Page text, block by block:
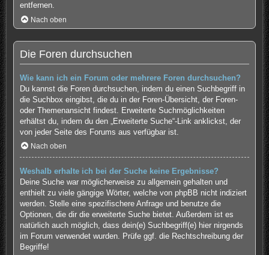
entfernen.
Nach oben
Die Foren durchsuchen
Wie kann ich ein Forum oder mehrere Foren durchsuchen?
Du kannst die Foren durchsuchen, indem du einen Suchbegriff in
die Suchbox eingibst, die du in der Foren-Übersicht, der Foren-
oder Themenansicht findest. Erweiterte Suchmöglichkeiten
erhältst du, indem du den „Erweiterte Suche“-Link anklickst, der
von jeder Seite des Forums aus verfügbar ist.
Nach oben
Weshalb erhalte ich bei der Suche keine Ergebnisse?
Deine Suche war möglicherweise zu allgemein gehalten und
enthielt zu viele gängige Wörter, welche von phpBB nicht indiziert
werden. Stelle eine spezifischere Anfrage und benutze die
Optionen, die dir die erweiterte Suche bietet. Außerdem ist es
natürlich auch möglich, dass dein(e) Suchbegriff(e) hier nirgends
im Forum verwendet wurden. Prüfe ggf. die Rechtschreibung der
Begriffe!